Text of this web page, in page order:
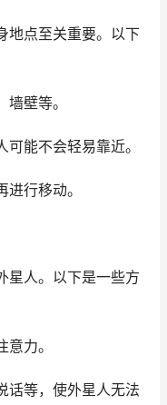
地点至关重要。以下
壁等。
能不会轻易靠近。
行移动。
星人。以下是一些方
力。
话等，使外星人无法